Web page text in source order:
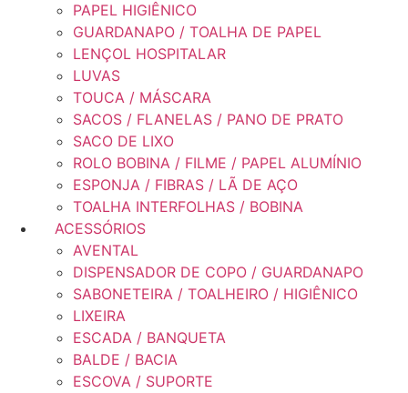
PAPEL HIGIÊNICO
GUARDANAPO / TOALHA DE PAPEL
LENÇOL HOSPITALAR
LUVAS
TOUCA / MÁSCARA
SACOS / FLANELAS / PANO DE PRATO
SACO DE LIXO
ROLO BOBINA / FILME / PAPEL ALUMÍNIO
ESPONJA / FIBRAS / LÃ DE AÇO
TOALHA INTERFOLHAS / BOBINA
ACESSÓRIOS
AVENTAL
DISPENSADOR DE COPO / GUARDANAPO
SABONETEIRA / TOALHEIRO / HIGIÊNICO
LIXEIRA
ESCADA / BANQUETA
BALDE / BACIA
ESCOVA / SUPORTE